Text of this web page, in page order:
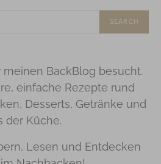
SEARCH
meinen BackBlog besucht.
einfache Rezepte rund
Desserts, Getränke und
der Küche.
Lesen und Entdecken